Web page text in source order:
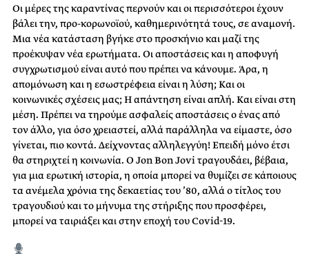
Οι μέρες της καραντίνας περνούν και οι περισσότεροι έχουν
βάλει την, προ-κορωνοϊού, καθημερινότητά τους, σε αναμονή.
Μια νέα κατάσταση βγήκε στο προσκήνιο και μαζί της
προέκυψαν νέα ερωτήματα. Οι αποστάσεις και η αποφυγή
συγχρωτισμού είναι αυτό που πρέπει να κάνουμε. Άρα, η
απομόνωση και η εσωστρέφεια είναι η λύση; Και οι
κοινωνικές σχέσεις μας; Η απάντηση είναι απλή. Και είναι στη
μέση. Πρέπει να τηρούμε ασφαλείς αποστάσεις ο ένας από
τον άλλο, για όσο χρειαστεί, αλλά παράλληλα να είμαστε, όσο
γίνεται, πιο κοντά. Δείχνοντας αλληλεγγύη! Επειδή μόνο έτσι
θα στηριχτεί η κοινωνία. Ο Jon Bon Jovi τραγουδάει, βέβαια,
για μια ερωτική ιστορία, η οποία μπορεί να θυμίζει σε κάποιους
τα ανέμελα χρόνια της δεκαετίας του ’80, αλλά ο τίτλος του
τραγουδιού και το μήνυμα της στήριξης που προσφέρει,
μπορεί να ταιριάξει και στην εποχή του Covid-19.